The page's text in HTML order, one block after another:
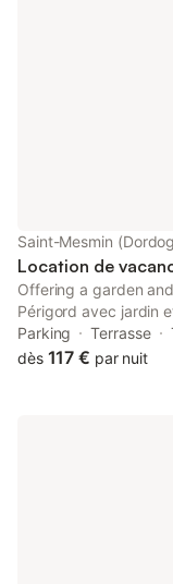
Saint-Mesmin
Location de
Offering a garden
Périgord avec jardin
Mesmin, 18 km from
Castle.
Parking Terrasse
dès 117 € par nuit